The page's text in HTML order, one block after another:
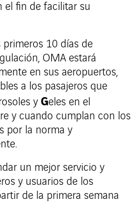
el fin de facilitar su
10 días de
OMA estará
en sus aeropuertos,
a los pasajeros que
y Geles en el
y cuando cumplan con los
por la norma y
un mejor servicio y
y usuarios de los
de la primera semana